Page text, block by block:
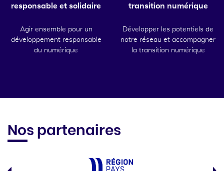
responsable et solidaire
Agir ensemble pour un
développement responsable
du numérique
transition numérique
Développer les potentiels de
notre réseau et accompagner
la transition numérique
Nos partenaires